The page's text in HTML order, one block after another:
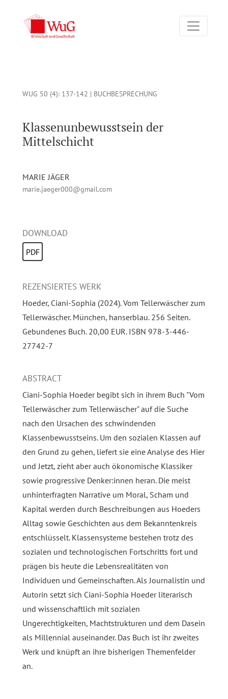
WUG 50 (4): 137-142 | BUCHBESPRECHUNG
Klassenunbewusstsein der
Mittelschicht
MARIE JÄGER
marie.jaeger000@gmail.com
DOWNLOAD
PDF
REZENSIERTES WERK
Hoeder, Ciani-Sophia (2024). Vom Tellerwäscher zum
Tellerwäscher. München, hanserblau. 256 Seiten.
Gebundenes Buch. 20,00 EUR. ISBN 978-3-446-
27742-7
ABSTRACT
Ciani-Sophia Hoeder begibt sich in ihrem Buch "Vom
Tellerwäscher zum Tellerwäscher" auf die Suche
nach den Ursachen des schwindenden
Klassenbewusstseins. Um den sozialen Klassen auf
den Grund zu gehen, liefert sie eine Analyse des Hier
und Jetzt, zieht aber auch ökonomische Klassiker
sowie progressive Denker:innen heran. Die meist
unhinterfragten Narrative um Moral, Scham und
Kapital werden durch Beschreibungen aus Hoeders
Alltag sowie Geschichten aus dem Bekanntenkreis
entschlüsselt. Klassensysteme bestehen trotz des
sozialen und technologischen Fortschritts fort und
prägen bis heute die Lebensrealitäten von
Individuen und Gemeinschaften. Als Journalistin und
Autorin setzt sich Ciani-Sophia Hoeder literarisch
und wissenschaftlich mit sozialen
Ungerechtigkeiten, Machtstrukturen und dem Dasein
als Millennial auseinander. Das Buch ist ihr zweites
Werk und knüpft an ihre bisherigen Themenfelder
an.